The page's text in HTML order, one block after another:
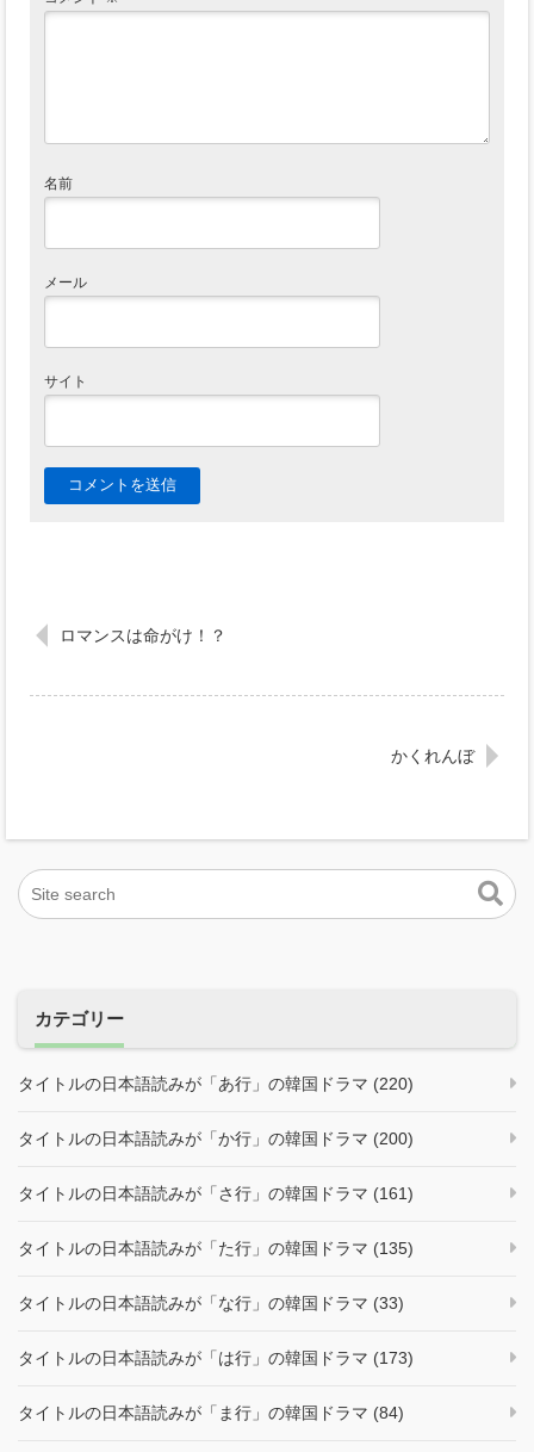
名前
メール
サイト
ロマンスは命がけ！？
かくれんぼ
カテゴリー
タイトルの日本語読みが「あ行」の韓国ドラマ (220)
タイトルの日本語読みが「か行」の韓国ドラマ (200)
タイトルの日本語読みが「さ行」の韓国ドラマ (161)
タイトルの日本語読みが「た行」の韓国ドラマ (135)
タイトルの日本語読みが「な行」の韓国ドラマ (33)
タイトルの日本語読みが「は行」の韓国ドラマ (173)
タイトルの日本語読みが「ま行」の韓国ドラマ (84)